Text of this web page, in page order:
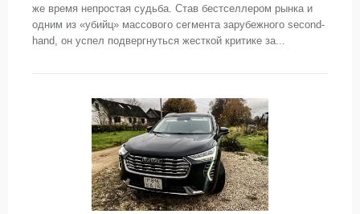
же время непростая судьба. Став бестселлером рынка и
одним из «убийц» массового сегмента зарубежного second-
hand, он успел подвергнуться жесткой критике за...